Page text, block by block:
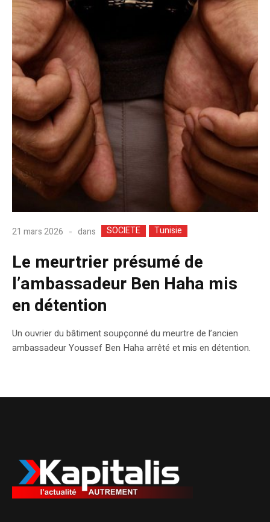
21 mars 2026 dans SOCIETE Tunisie
Le meurtrier présumé de
l’ambassadeur Ben Haha mis
en détention
Un ouvrier du bâtiment soupçonné du meurtre de l’ancien
ambassadeur Youssef Ben Haha arrêté et mis en détention.